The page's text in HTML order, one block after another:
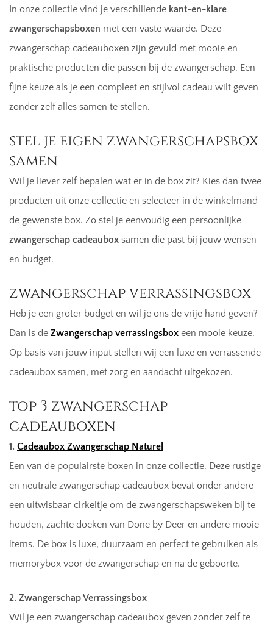
In onze collectie vind je verschillende kant-en-klare
zwangerschapsboxen met een vaste waarde. Deze
zwangerschap cadeauboxen zijn gevuld met mooie en
praktische producten die passen bij de zwangerschap. Een
fijne keuze als je een compleet en stijlvol cadeau wilt geven
zonder zelf alles samen te stellen.
stel je eigen zwangerschapsbox
samen
Wil je liever zelf bepalen wat er in de box zit? Kies dan twee
producten uit onze collectie en selecteer in de winkelmand
de gewenste box. Zo stel je eenvoudig een persoonlijke
zwangerschap cadeaubox samen die past bij jouw wensen
en budget.
zwangerschap verrassingsbox
Heb je een groter budget en wil je ons de vrije hand geven?
Dan is de Zwangerschap verrassingsbox een mooie keuze.
Op basis van jouw input stellen wij een luxe en verrassende
cadeaubox samen, met zorg en aandacht uitgekozen.
top 3 zwangerschap
cadeauboxen
1. Cadeaubox Zwangerschap Naturel
Een van de populairste boxen in onze collectie. Deze rustige
en neutrale zwangerschap cadeaubox bevat onder andere
een uitwisbaar cirkeltje om de zwangerschapsweken bij te
houden, zachte doeken van Done by Deer en andere mooie
items. De box is luxe, duurzaam en perfect te gebruiken als
memorybox voor de zwangerschap en na de geboorte.
2. Zwangerschap Verrassingsbox
Wil je een zwangerschap cadeaubox geven zonder zelf te